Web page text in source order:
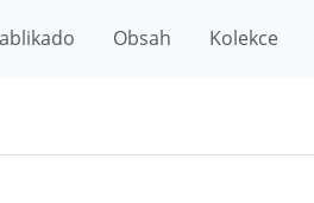
Obsah Kolekce